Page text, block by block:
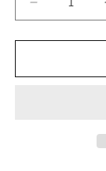
Verringere
die
Menge
Life